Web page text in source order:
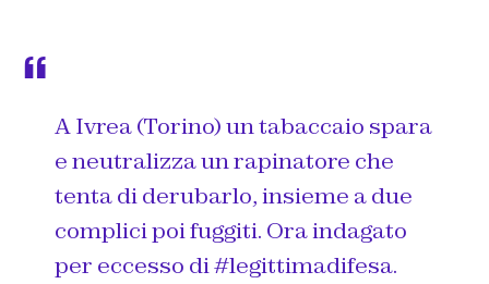
A Ivrea (Torino) un tabaccaio spara
e neutralizza un rapinatore che
tenta di derubarlo, insieme a due
complici poi fuggiti. Ora indagato
per eccesso di#legittimadifesa.